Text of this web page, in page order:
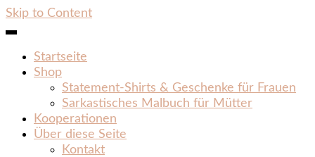
Skip to Content
Startseite
Shop
Statement‑Shirts & Geschenke für Frauen
Sarkastisches Malbuch für Mütter
Kooperationen
Über diese Seite
Kontakt